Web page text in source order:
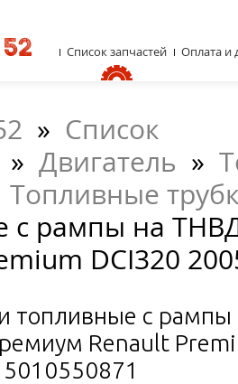
» Список
» Двигатель »
Топливные
с рампы на
DCI320
топливные с рампы
Renault
Список запчастей Оплата и